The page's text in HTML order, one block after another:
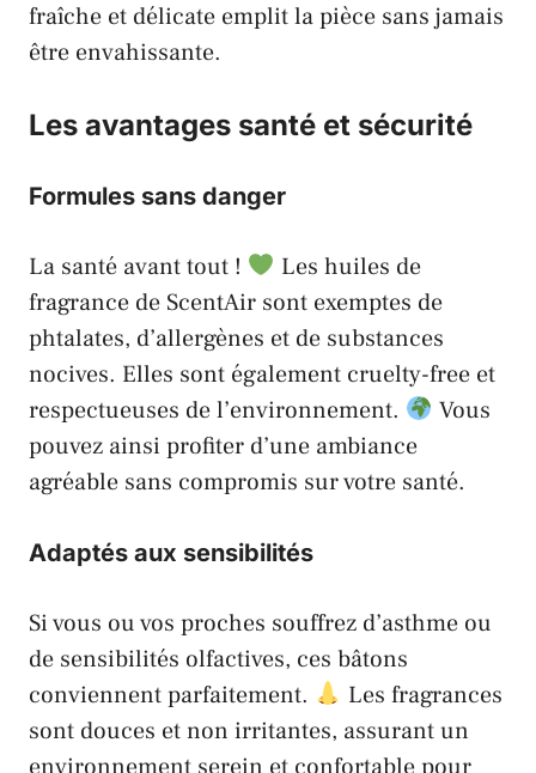
fraîche et délicate emplit la pièce sans jamais
être envahissante.
Les avantages santé et sécurité
Formules sans danger
La santé avant tout !
Les huiles de
fragrance de ScentAir sont exemptes de
phtalates, d’allergènes et de substances
nocives. Elles sont également cruelty-free et
respectueuses de l’environnement.
Vous
pouvez ainsi profiter d’une ambiance
agréable sans compromis sur votre santé.
Adaptés aux sensibilités
Si vous ou vos proches souffrez d’asthme ou
de sensibilités olfactives, ces bâtons
conviennent parfaitement.
Les fragrances
sont douces et non irritantes, assurant un